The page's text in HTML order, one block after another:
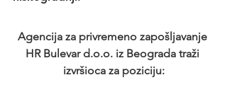
Agencija za privremeno zapošljavanje
HR Bulevar d.o.o. iz Beograda traži
izvršioca za poziciju: